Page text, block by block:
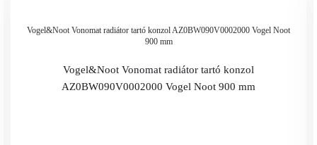
Vogel&Noot Vonomat radiátor tartó konzol AZ0BW090V0002000 Vogel Noot
900 mm
Vogel&Noot Vonomat radiátor tartó konzol
AZ0BW090V0002000 Vogel Noot 900 mm